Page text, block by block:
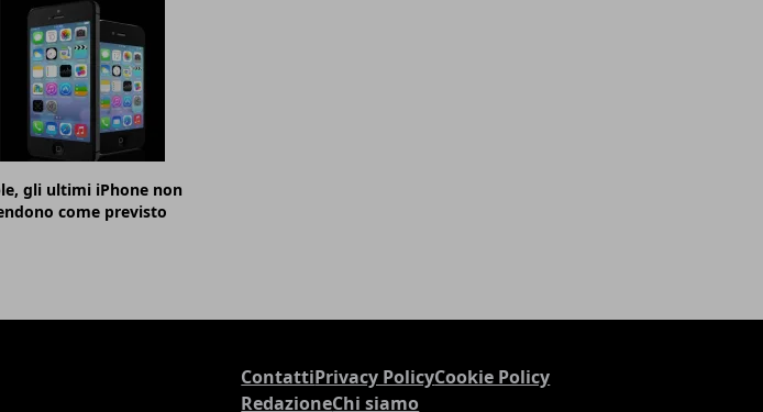
gli ultimi iPhone non
come previsto
ContattiPrivacy PolicyCookie Policy
RedazioneChi siamo